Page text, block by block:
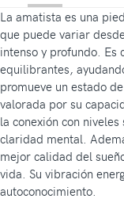
La amatista es una
que puede variar
intenso y profundo. Es
equilibrantes,
promueve un estado
valorada por su
la conexión con
claridad mental.
mejor calidad del
vida. Su vibración
autoconocimiento.